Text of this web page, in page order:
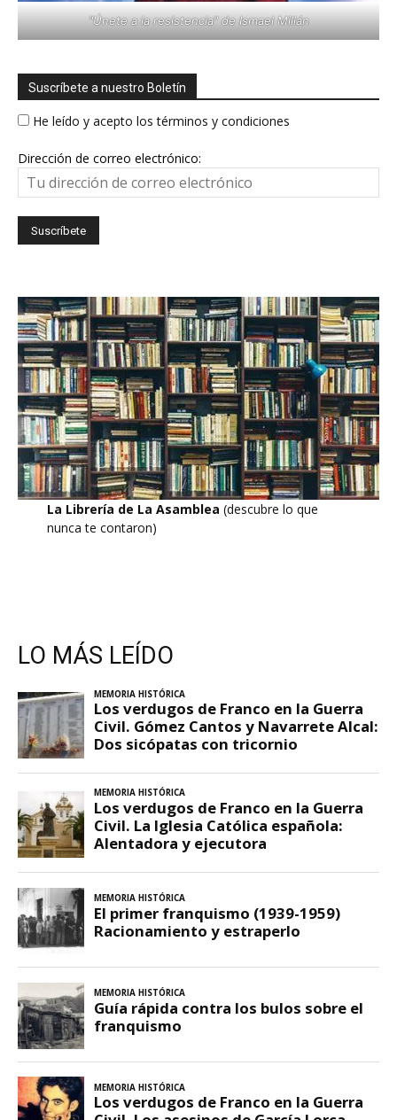
"Únete a la resistencia" de Ismael Millán
Suscríbete a nuestro Boletín
He leído y acepto los términos y condiciones
Dirección de correo electrónico:
La Librería de La Asamblea (descubre lo que
nunca te contaron)
LO MÁS LEÍDO